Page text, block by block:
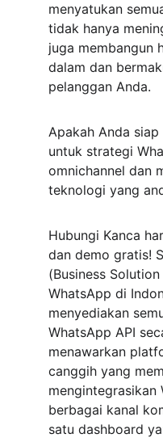
menyatukan
tidak hanya
juga membangun
dalam dan
pelanggan Anda.
Apakah Anda
untuk strategi
omnichannel dan
teknologi yang
Hubungi Kanca
dan demo gratis!
(Business
WhatsApp di
menyediakan
WhatsApp API
menawarkan
canggih yang
mengintegrasikan
berbagai kanal
satu dashboard